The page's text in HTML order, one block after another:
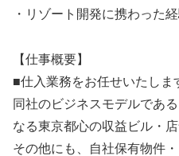
・リゾート開発に携わった
【仕事概要】
■仕入業務をお任せいたしま
同社のビジネスモデルであ
なる東京都心の収益ビル・
その他にも、自社保有物件